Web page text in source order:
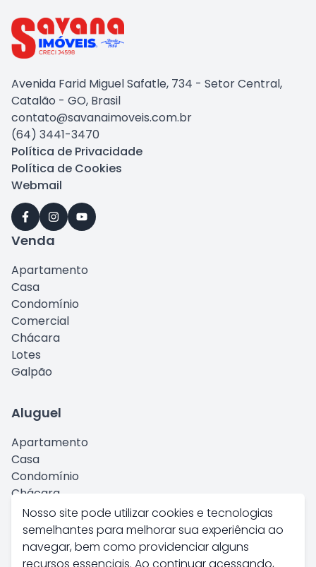
Nosso site pode utilizar cookies e tecnologias
semelhantes para melhorar sua experiência ao
navegar, bem como providenciar alguns
Avenida Farid Miguel Safatle, 734 - Setor Central,
Catalão - GO, Brasil
contato@savanaimoveis.com.br
(64) 3441-3470
Política de Privacidade
Política de Cookies
Webmail
Venda
Apartamento
Casa
Condomínio
Comercial
Chácara
Lotes
Galpão
Aluguel
Apartamento
Casa
Condomínio
Chácara
Comercial
Kitnet
Galpão